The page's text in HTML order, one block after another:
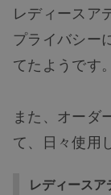
レディースア
プライバシー
てたようです。
また、オーダ
て、日々使用
レディース